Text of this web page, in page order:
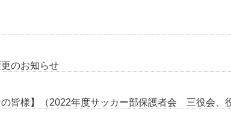
のお知らせ
の皆様】（2022年度サッカー部保護者会 三役会、